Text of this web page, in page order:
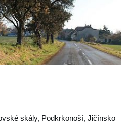
skály, Podkrkonoší, Jičínsko